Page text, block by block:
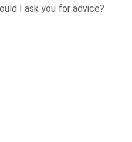
I ask you for advice?